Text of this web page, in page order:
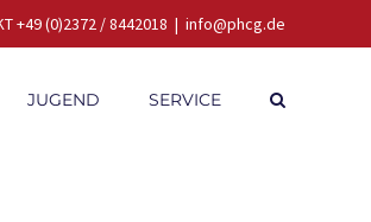
+49 (0)2372 / 8442018 | info@phcg.de
JUGEND SERVICE